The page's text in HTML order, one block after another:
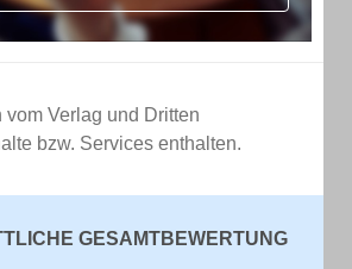
vom Verlag und Dritten
bzw. Services enthalten.
GESAMTBEWERTUNG